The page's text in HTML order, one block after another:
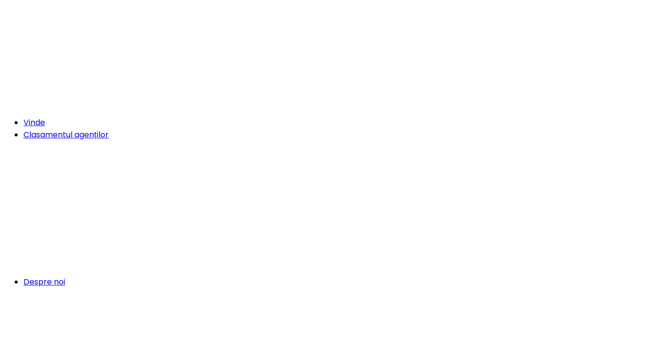
Vinde
Clasamentul agenților
Despre noi